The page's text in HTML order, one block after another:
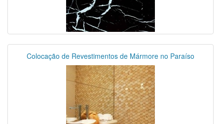
Colocação de Revestimentos de Mármore no Paraíso